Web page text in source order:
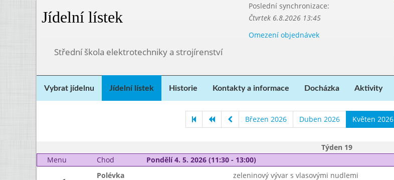
Jídelní lístek
Poslední synchronizace:
Čtvrtek 6.8.2026 13:45
Omezení objednávek
Střední škola elektrotechniky a strojírenství
Vybrat jídelnu Jídelní lístek Historie Kontakty a informace Docházka Aktivity
Březen 2026 Duben 2026 Květen 2026
Týden 19
Menu
Chod Pondělí 4. 5. 2026 (11:30 - 13:00)
Polévka zeleninový vývar s vlasovými nudlemi